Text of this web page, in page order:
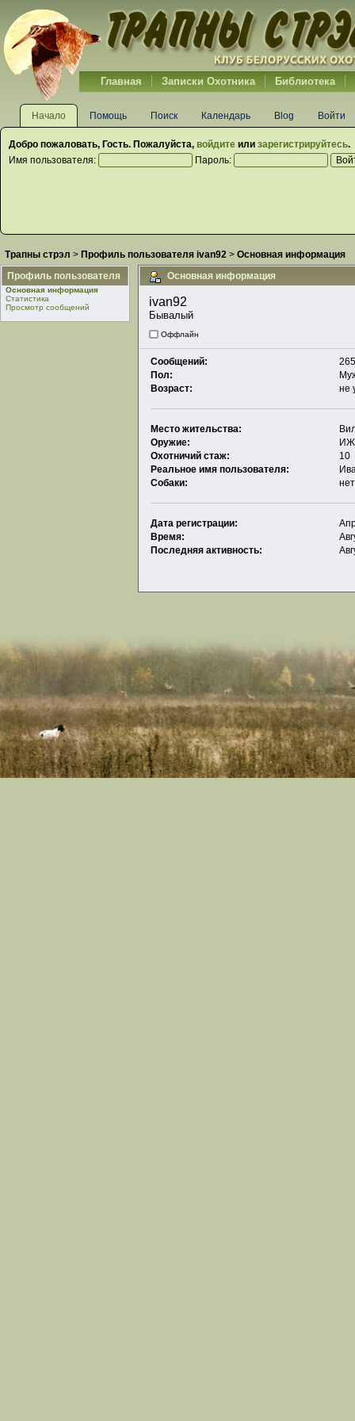
Главная Записки Охотника Библиотека
Начало Помощь Поиск Календарь Blog Войти
Добро пожаловать, Гость. Пожалуйста, войдите или зарегистрируйтесь.
Имя пользователя:
Пароль:
Трапны стрэл > Профиль пользователя ivan92 > Основная информация
Профиль пользователя
Основная информация
Статистика
Просмотр сообщений
Основная информация
ivan92
Бывалый
Оффлайн
Сообщений:
Пол:
Возраст:
не
Место жительства:
Оружие:
ИЖ
Охотничий стаж:
10
Реальное имя пользователя:
Собаки:
нет
Дата регистрации:
Время:
Последняя активность: